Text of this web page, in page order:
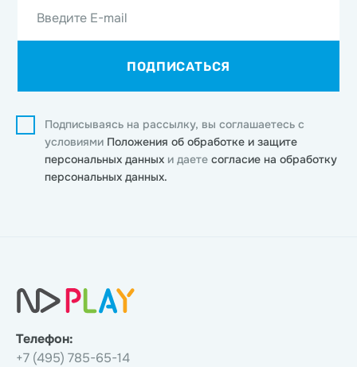
Введите E-mail
ПОДПИСАТЬСЯ
Подписываясь на рассылку, вы соглашаетесь с
условиями Положения об обработке и защите
персональных данных и даете согласие на обработку
персональных данных.
Телефон:
+7 (495) 785-65-14